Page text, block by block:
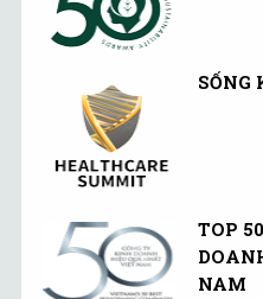
SỐNG
TOP
NAM